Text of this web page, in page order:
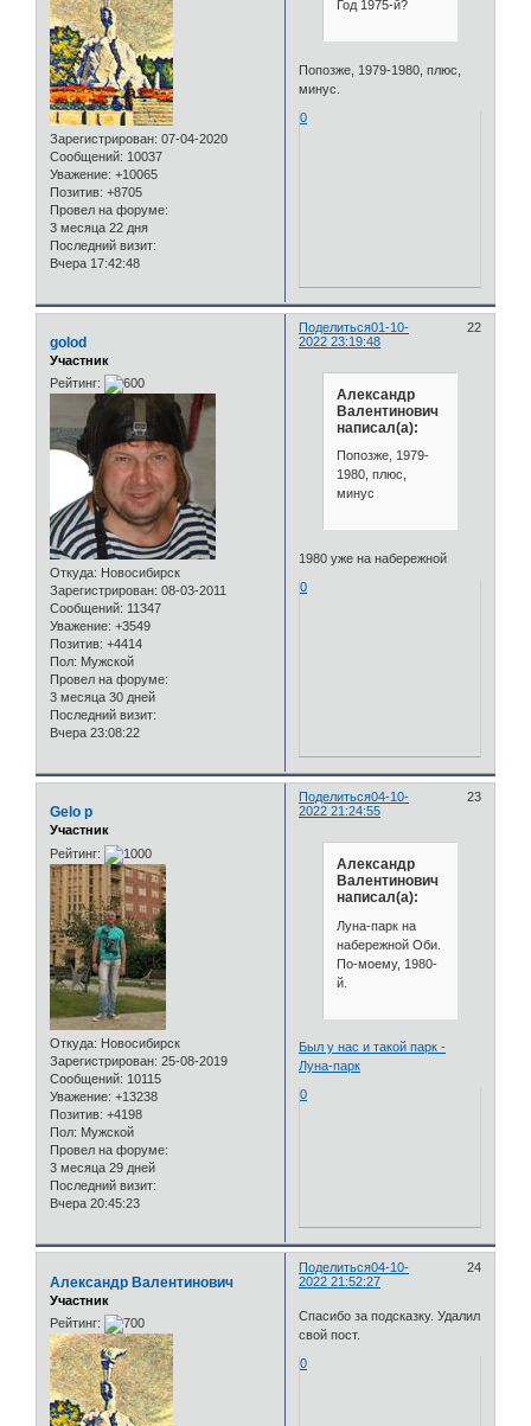
Зарегистрирован: 07-04-2020
Сообщений: 10037
Уважение: +10065
Позитив: +8705
Провел на форуме:
3 месяца 22 дня
Последний визит:
Вчера 17:42:48
Год 1975-й?
Попозже, 1979-1980, плюс,
минус.
0
Поделиться 22
01-10-
2022 23:19:48
golod
Участник
Рейтинг:
Откуда: Новосибирск
Зарегистрирован: 08-03-2011
Сообщений: 11347
Уважение: +3549
Позитив: +4414
Пол: Мужской
Провел на форуме:
3 месяца 30 дней
Последний визит:
Вчера 23:08:22
Александр
Валентинович
написал(а):
Попозже, 1979-
1980, плюс,
минус
1980 уже на набережной
0
Поделиться 23
04-10-
2022 21:24:55
Gelo p
Участник
Рейтинг:
Откуда: Новосибирск
Зарегистрирован: 25-08-2019
Сообщений: 10115
Уважение: +13238
Позитив: +4198
Пол: Мужской
Провел на форуме:
3 месяца 29 дней
Последний визит:
Вчера 20:45:23
Александр
Валентинович
написал(а):
Луна-парк на
набережной Оби.
По-моему, 1980-
й.
Был у нас и такой парк -
Луна-парк
0
Поделиться 24
04-10-
2022 21:52:27
Александр Валентинович
Участник
Рейтинг:
Спасибо за подсказку. Удалил
свой пост.
0